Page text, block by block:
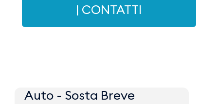
| CONTATTI
Auto - Sosta Breve